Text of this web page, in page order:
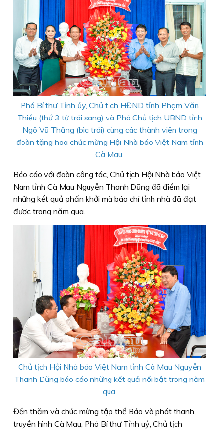
Phó Bí thư Tỉnh ủy, Chủ tịch HĐND tỉnh Phạm Văn
Thiều (thứ 3 từ trái sang) và Phó Chủ tịch UBND tỉnh
Ngô Vũ Thăng (bìa trái) cùng các thành viên trong
đoàn tặng hoa chúc mừng Hội Nhà báo Việt Nam tỉnh
Cà Mau.
Báo cáo với đoàn công tác, Chủ tịch Hội Nhà báo Việt
Nam tỉnh Cà Mau Nguyễn Thanh Dũng đã điểm lại
những kết quả phấn khởi mà báo chí tỉnh nhà đã đạt
được trong năm qua.
Chủ tịch Hội Nhà báo Việt Nam tỉnh Cà Mau Nguyễn
Thanh Dũng báo cáo những kết quả nổi bật trong năm
qua.
Đến thăm và chúc mừng tập thể Báo và phát thanh,
truyền hình Cà Mau, Phó Bí thư Tỉnh uỷ, Chủ tịch